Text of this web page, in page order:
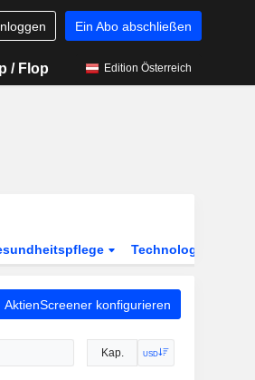
Ein Abo abschließen
/ Flop Edition Österreich
Technologie
AktienScreener konfigurieren
Kap. USD